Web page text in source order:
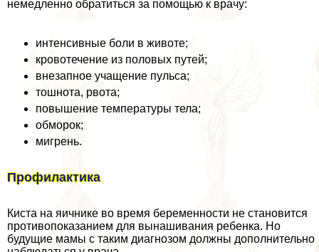
немедленно обратиться за помощью к врачу:
интенсивные боли в животе;
кровотечение из пoлoвых путей;
внезапное учащение пульса;
тошнота, рвота;
повышение температуры тела;
обморок;
мигрень.
Профилактика
Киста на яичнике во время беременности не становится
противопоказанием для вынашивания ребенка. Но
будущие мамы с таким диагнозом должны дополнительно